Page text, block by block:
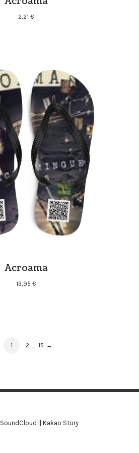
2,21€
Acroama
13,95€
PAGE
1 PAGE
2 PAGE
15 →
SoundCloud || Kakao Story